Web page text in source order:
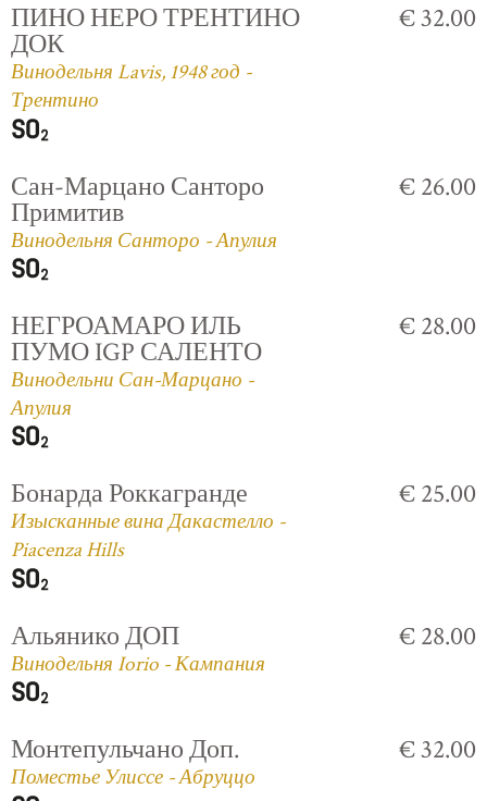
ПИНО НЕРО ТРЕНТИНО
ДОК
Винодельня Lavis, 1948 год -
Трентино
€ 32.00
Сан-Марцано Санторо
Примитив
Винодельня Санторо - Апулия
€ 26.00
НЕГРОАМАРО ИЛЬ
ПУМО IGP САЛЕНТО
Винодельни Сан-Марцано -
Апулия
€ 28.00
Бонарда Роккагранде
Изысканные вина Дакастелло -
Piacenza Hills
€ 25.00
Альянико ДОП
Винодельня Iorio - Кампания
€ 28.00
Монтепульчано Доп.
Поместье Улиссе - Абруццо
€ 32.00